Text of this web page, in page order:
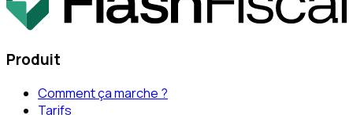
Produit
Comment ça marche ?
Tarifs